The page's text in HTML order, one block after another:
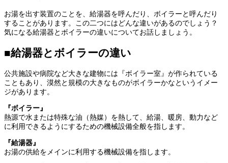
お湯を出す装置のことを、給湯器を呼んだり、ボイラーと呼んだり
することがあります。この二つにはどんな違いがあるのでしょう？
気になる給湯器とボイラーの違いについてお話しましょう。
■給湯器とボイラーの違い
公共施設や病院など大きな建物には『ボイラー室』が作られている
こともあり、漠然と規模の大きなものがボイラーかなというイメー
ジがあります。
『ボイラー』
熱源で水または特殊な油（熱媒）を熱して、給湯、暖房、動力など
に利用できるようにするための機械設備全般を指します。
『給湯器』
お湯の供給をメインに利用する機械設備を指します。